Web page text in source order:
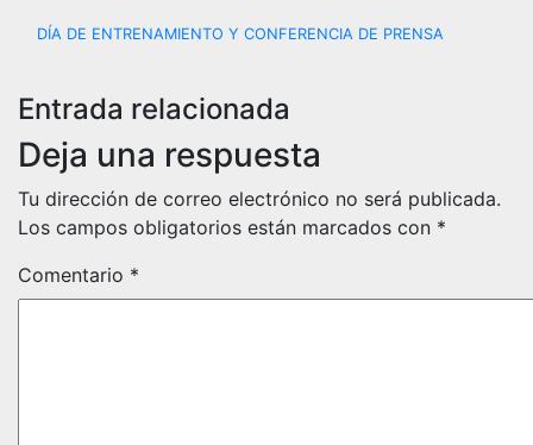
Navegación
de
entradas
DÍA DE ENTRENAMIENTO Y CONFERENCIA DE PRENSA
Entrada relacionada
Deja una respuesta
Tu dirección de correo electrónico no será publicada.
Los campos obligatorios están marcados con *
Comentario *